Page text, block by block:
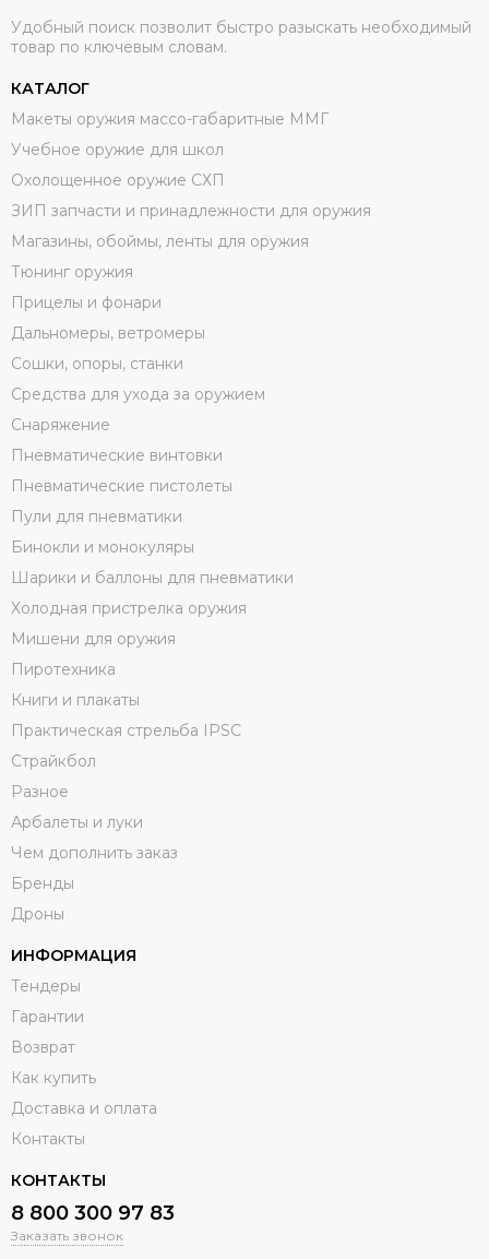
Удобный поиск позволит быстро разыскать необходимый
товар по ключевым словам.
КАТАЛОГ
Макеты оружия массо-габаритные ММГ
Учебное оружие для школ
Охолощенное оружие СХП
ЗИП запчасти и принадлежности для оружия
Магазины, обоймы, ленты для оружия
Тюнинг оружия
Прицелы и фонари
Дальномеры, ветромеры
Сошки, опоры, станки
Средства для ухода за оружием
Снаряжение
Пневматические винтовки
Пневматические пистолеты
Пули для пневматики
Бинокли и монокуляры
Шарики и баллоны для пневматики
Холодная пристрелка оружия
Мишени для оружия
Пиротехника
Книги и плакаты
Практическая стрельба IPSC
Страйкбол
Разное
Арбалеты и луки
Чем дополнить заказ
Бренды
Дроны
ИНФОРМАЦИЯ
Тендеры
Гарантии
Возврат
Как купить
Доставка и оплата
Контакты
КОНТАКТЫ
8 800 300 97 83
Заказать звонок